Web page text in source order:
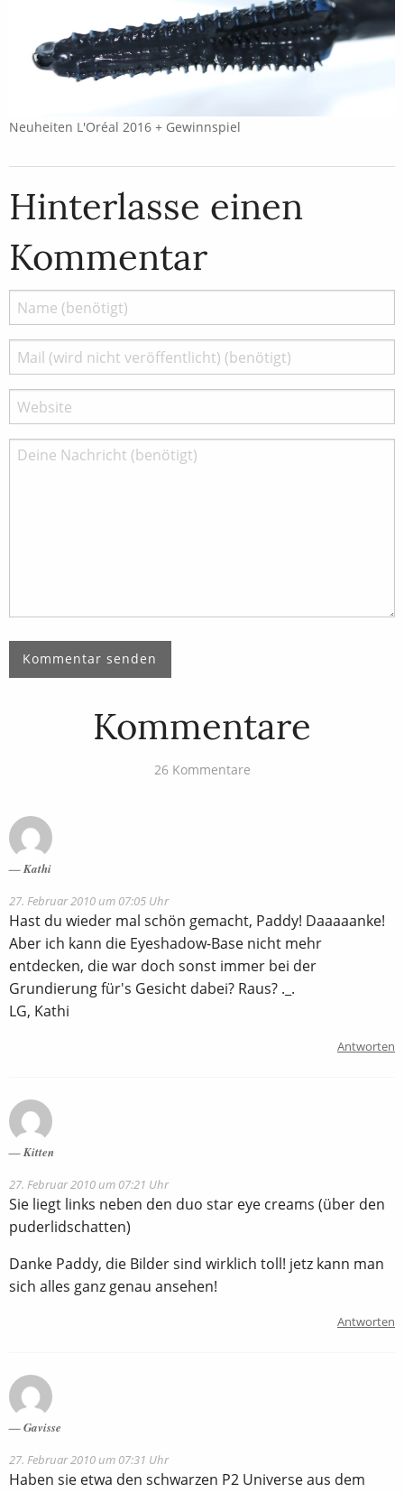
Neuheiten L'Oréal 2016 + Gewinnspiel
Hinterlasse einen
Kommentar
Kommentare
26 Kommentare
Kathi
27. Februar 2010 um 07:05 Uhr
Hast du wieder mal schön gemacht, Paddy! Daaaaanke!
Aber ich kann die Eyeshadow-Base nicht mehr
entdecken, die war doch sonst immer bei der
Grundierung für's Gesicht dabei? Raus? ._.
LG, Kathi
Antworten
Kitten
27. Februar 2010 um 07:21 Uhr
Sie liegt links neben den duo star eye creams (über den
puderlidschatten)
Danke Paddy, die Bilder sind wirklich toll! jetz kann man
sich alles ganz genau ansehen!
Antworten
Gavisse
27. Februar 2010 um 07:31 Uhr
Haben sie etwa den schwarzen P2 Universe aus dem